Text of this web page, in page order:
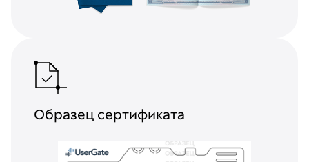
Образец сертификата